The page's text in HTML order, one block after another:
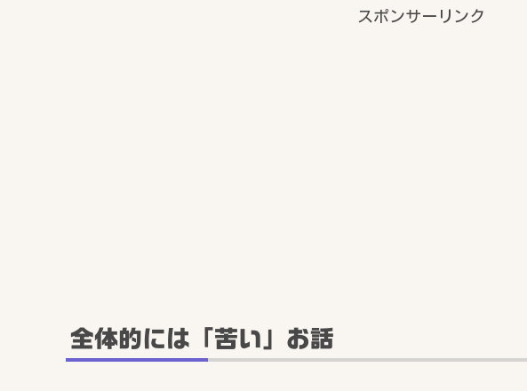
スポンサーリンク
全体的には「苦い」お話